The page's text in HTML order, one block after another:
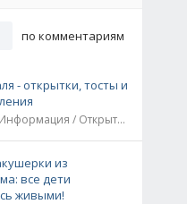
по комментариям
- открытки, тосты и
22.02.22, Информация / Открытки / Все праздники
из
все дети
живыми!